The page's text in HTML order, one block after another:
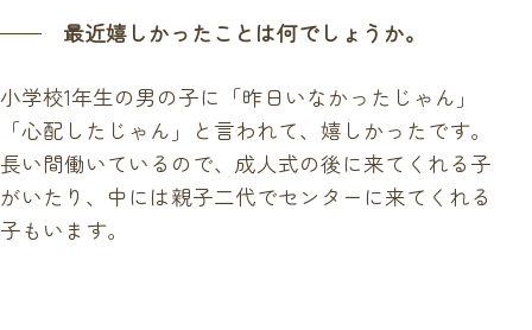
最近嬉しかったことは何でしょうか。
小学校1年生の男の子に「昨日いなかったじゃん」
「心配したじゃん」と言われて、嬉しかったです。
長い間働いているので、成人式の後に来てくれる子
がいたり、中には親子二代でセンターに来てくれる
子もいます。